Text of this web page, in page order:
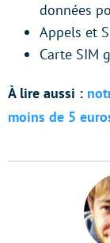
données
Appels et
Carte SIM
À lire aussi :
moins de 5